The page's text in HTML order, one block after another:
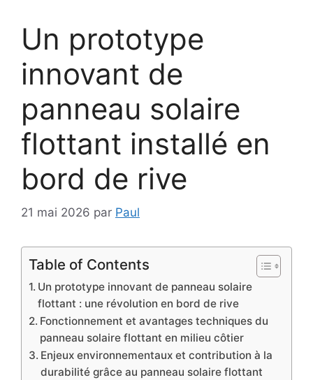
Un prototype
innovant de
panneau solaire
flottant installé en
bord de rive
21 mai 2026 par Paul
Table of Contents
Un prototype innovant de panneau solaire
flottant : une révolution en bord de rive
Fonctionnement et avantages techniques du
panneau solaire flottant en milieu côtier
Enjeux environnementaux et contribution à la
durabilité grâce au panneau solaire flottant